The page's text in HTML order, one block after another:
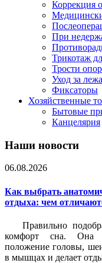
Коррекция
При
Трикотаж
Трости
Уход за
Фиксаторы
Хозяйственные
Бытовые
Канцелярия
Наши новости
06.08.2026
Как выбрать
отдыха: чем
Правильно
комфорт сна. Она
положение головы,
в мышцах и делает